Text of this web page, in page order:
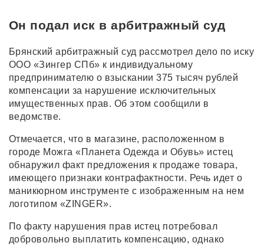
Он подал иск в арбитражный суд
Брянский арбитражный суд рассмотрел дело по иску
ООО «Зингер СПб» к индивидуальному
предпринимателю о взыскании 375 тысяч рублей
компенсации за нарушение исключительных
имущественных прав. Об этом сообщили в
ведомстве.
Отмечается, что в магазине, расположенном в
городе Можга «Планета Одежда и Обувь» истец
обнаружил факт предложения к продаже товара,
имеющего признаки контрафактности. Речь идет о
маникюрном инструменте с изображенным на нем
логотипом «ZINGER».
По факту нарушения прав истец потребовал
добровольно выплатить компенсацию, однако